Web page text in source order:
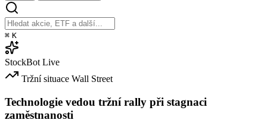
⌘ K
StockBot Live
Tržní situace Wall Street
Technologie vedou tržní rally při stagnaci
zaměstnanosti